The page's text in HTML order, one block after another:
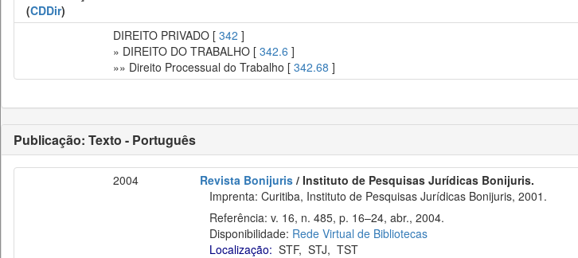
(CDDir)
DIREITO PRIVADO [ 342 ]
» DIREITO DO TRABALHO [ 342.6 ]
»» Direito Processual do Trabalho [ 342.68 ]
Publicação: Texto - Português
2004 Revista Bonijuris / Instituto de Pesquisas Jurídicas Bonijuris.
Imprenta: Curitiba, Instituto de Pesquisas Jurídicas Bonijuris, 2001.
Referência: v. 16, n. 485, p. 16–24, abr., 2004.
Disponibilidade: Rede Virtual de Bibliotecas
Localização: STF, STJ, TST